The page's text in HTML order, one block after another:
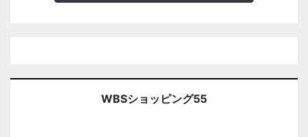
WBSショッピング55